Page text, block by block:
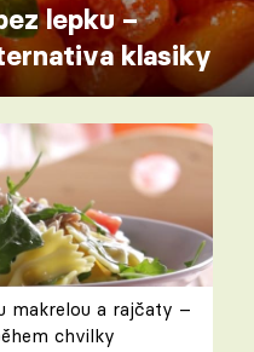
lepku –
klasiky
makrelou a rajčaty –
chvilky